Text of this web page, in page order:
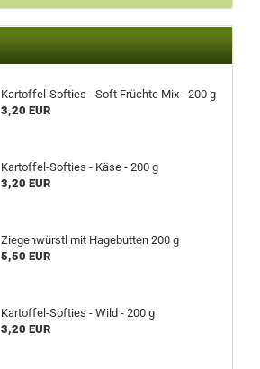
Kartoffel-Softies - Soft Früchte Mix - 200 g
3,20 EUR
Kartoffel-Softies - Käse - 200 g
3,20 EUR
Ziegenwürstl mit Hagebutten 200 g
5,50 EUR
Kartoffel-Softies - Wild - 200 g
3,20 EUR